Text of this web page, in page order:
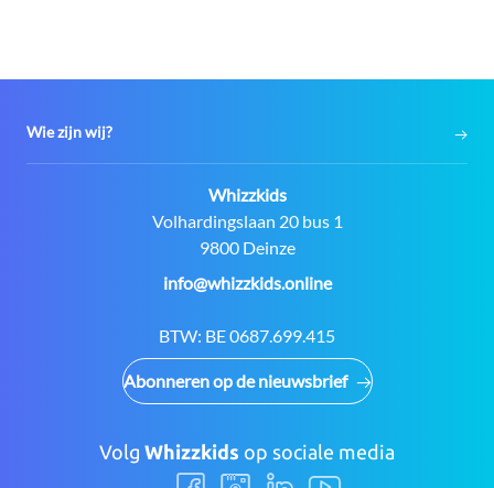
Wie zijn wij?
Contact:
Whizzkids
Adres:
Volhardingslaan 20 bus 1
9800 Deinze
E-
info@whizzkids.online
BTW: BE 0687.699.415
Abonneren op de nieuwsbrief
Volg Whizzkids op sociale media
Volg
Volg
Volg Volg